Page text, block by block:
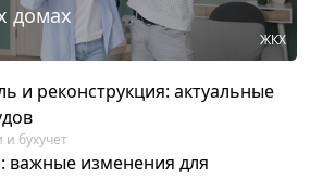
домах
ЖКХ
и реконструкция: актуальные
и бухучет
важные изменения для